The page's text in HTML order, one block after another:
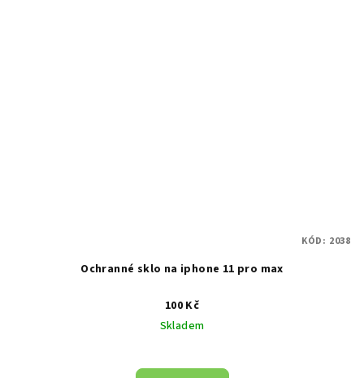
Ochranné sklo na iphone 11 pro max
100 Kč
Skladem
KÓD: 2038